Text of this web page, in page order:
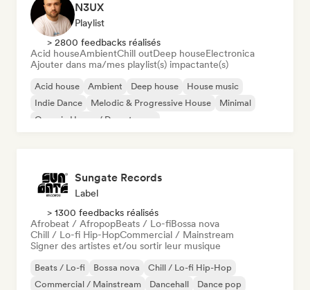
N3UX
Playlist
> 2800 feedbacks réalisés
Acid houseAmbientChill outDeep houseElectronica
Ajouter dans ma/mes playlist(s) impactante(s)
Acid house Ambient Deep house
House music
Indie Dance
Melodic & Progressive House
Minimal
Organic House / Downtempo
Sungate Records
Label
> 1300 feedbacks réalisés
Afrobeat / AfropopBeats / Lo-fiBossa nova
Chill / Lo-fi Hip-HopCommercial / Mainstream
Signer des artistes et/ou sortir leur musique
Beats / Lo-fi Bossa nova
Chill / Lo-fi Hip-Hop
Commercial / Mainstream
Dancehall
Dance pop